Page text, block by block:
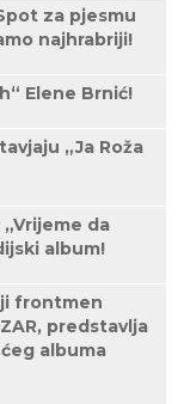
za pjesmu
najhrabriji!
Elene Brnić!
„Ja Roža
da
album!
frontmen
predstavlja
albuma